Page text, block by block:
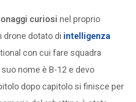
curiosi nel proprio
drone dotato di intelligenza
con cui fare squadra
nome è B-12 e devo
dopo capitolo si finisce per